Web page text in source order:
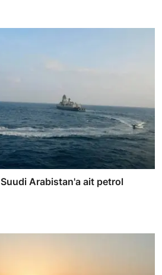
Suudi Arabistan'a ait petrol